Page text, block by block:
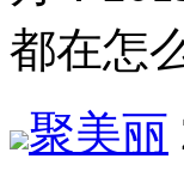
都在怎
聚美丽